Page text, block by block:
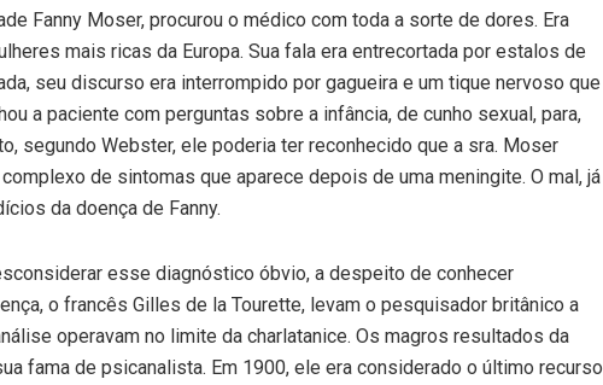
Fanny Moser, procurou o médico com toda a sorte de dores. Era
mais ricas da Europa. Sua fala era entrecortada por estalos de
seu discurso era interrompido por gagueira e um tique nervoso que
a paciente com perguntas sobre a infância, de cunho sexual, para,
segundo Webster, ele poderia ter reconhecido que a sra. Moser
de sintomas que aparece depois de uma meningite. O mal, já
da doença de Fanny.
esse diagnóstico óbvio, a despeito de conhecer
o francês Gilles de la Tourette, levam o pesquisador britânico a
operavam no limite da charlatanice. Os magros resultados da
fama de psicanalista. Em 1900, ele era considerado o último recurso